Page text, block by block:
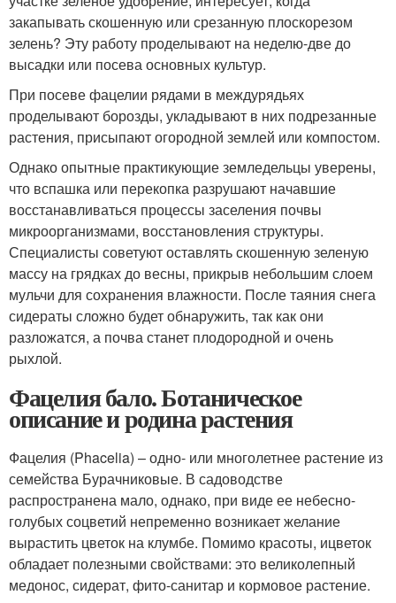
закапывать скошенную или срезанную плоскорезом
зелень? Эту работу проделывают на неделю-две до
высадки или посева основных культур.
При посеве фацелии рядами в междурядьях
проделывают борозды, укладывают в них подрезанные
растения, присыпают огородной землей или компостом.
Однако опытные практикующие земледельцы уверены,
что вспашка или перекопка разрушают начавшие
восстанавливаться процессы заселения почвы
микроорганизмами, восстановления структуры.
Специалисты советуют оставлять скошенную зеленую
массу на грядках до весны, прикрыв небольшим слоем
мульчи для сохранения влажности. После таяния снега
сидераты сложно будет обнаружить, так как они
разложатся, а почва станет плодородной и очень
рыхлой.
Фацелия бало. Ботаническое
описание и родина растения
Фацелия (Phacelia) – одно- или многолетнее растение из
семейства Бурачниковые. В садоводстве
распространена мало, однако, при виде ее небесно-
голубых соцветий непременно возникает желание
вырастить цветок на клумбе. Помимо красоты, ицветок
обладает полезными свойствами: это великолепный
медонос, сидерат, фито-санитар и кормовое растение.